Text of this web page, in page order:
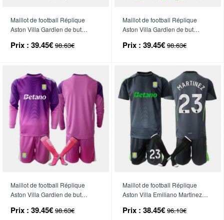
Maillot de football Réplique
Aston Villa Gardien de but
Manche Longue (+ Pantalon
Prix : 39.45€ 98.63€
Maillot de football Réplique
Aston Villa Gardien de but
Manche Longue (+ Pantalon
Prix : 39.45€ 98.63€
Maillot de football Réplique
Aston Villa Gardien de but
Manche Longue (+ Pantalon
Prix : 39.45€ 98.63€
Maillot de football Réplique
Aston Villa Emiliano Martinez
Enfant 2025-26 Manche Courte
Prix : 38.45€ 96.13€